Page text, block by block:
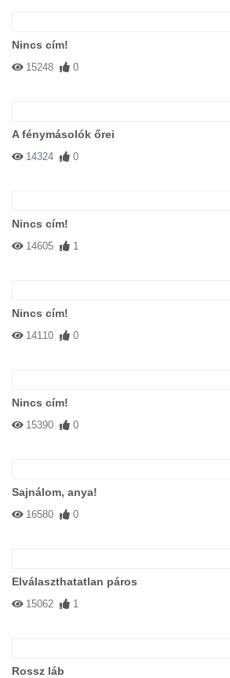
Nincs cím!
15248 0
A fénymásolók őrei
14324 0
Nincs cím!
14605 1
Nincs cím!
14110 0
Nincs cím!
15390 0
Sajnálom, anya!
16580 0
Elválaszthatatlan páros
15062 1
Rossz láb